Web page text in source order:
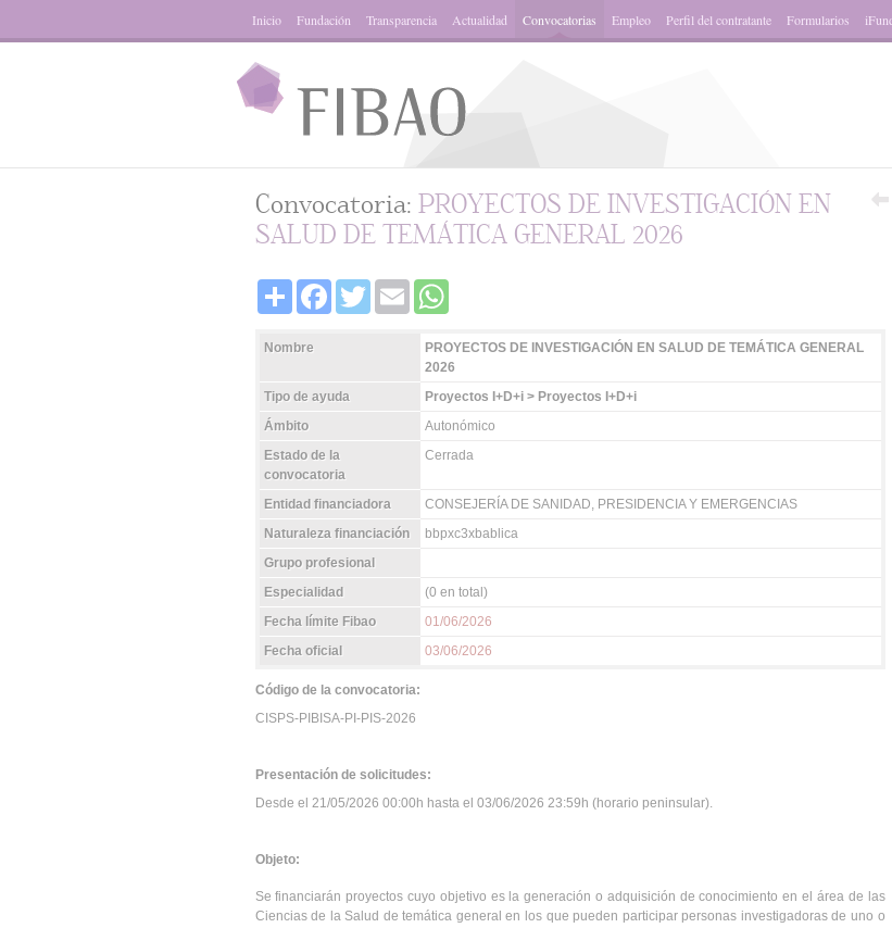
Inicio Fundación Transparencia Actualidad Convocatorias Empleo Perfil del contratante Formularios
Convocatoria: PROYECTOS DE INVESTIGACIÓN EN
SALUD DE TEMÁTICA GENERAL 2026
Share FacebookTwitter Email
Nombre
PROYECTOS DE INVESTIGACIÓN EN SALUD DE TEMÁTICA GENERAL
2026
Tipo de ayuda
Proyectos I+D+i > Proyectos I+D+i
Ámbito
Autonómico
Estado de la
convocatoria
Cerrada
Entidad financiadora
CONSEJERÍA DE SANIDAD, PRESIDENCIA Y EMERGENCIAS
Naturaleza financiación
bbpxc3xbablica
Grupo profesional
Especialidad
(0 en total)
Fecha límite Fibao
01/06/2026
Fecha oficial
03/06/2026
Código de la convocatoria:
CISPS-PIBISA-PI-PIS-2026
Presentación de solicitudes:
Desde el 21/05/2026 00:00h hasta el 03/06/2026 23:59h (horario peninsular).
Objeto:
Se financiarán proyectos cuyo objetivo es la generación o adquisición de conocimiento en el área de las
Ciencias de la Salud de temática general en los que pueden participar personas investigadoras de uno o